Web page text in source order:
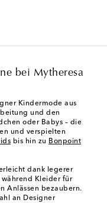
bei Mytheresa
Kindermode aus
und den
oder Babys – die
und verspielten
bis hin zu Bonpoint
dank legerer
während Kleider für
Anlässen bezaubern.
an Designer